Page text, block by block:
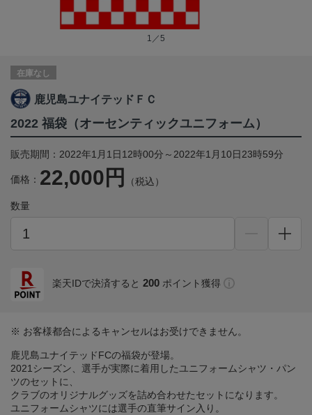
1／5
在庫なし
鹿児島ユナイテッドＦＣ
2022 福袋（オーセンティックユニフォーム）
販売期間：2022年1月1日12時00分～2022年1月10日23時59分
価格： 22,000円 （税込）
数量
楽天IDで決済すると 200 ポイント獲得
※ お客様都合によるキャンセルはお受けできません。
鹿児島ユナイテッドFCの福袋が登場。
2021シーズン、選手が実際に着用したユニフォームシャツ・パン
ツのセットに、
クラブのオリジナルグッズを詰め合わせたセットになります。
ユニフォームシャツには選手の直筆サイン入り。